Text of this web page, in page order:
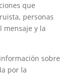
que
personas
mensaje y la
sobre
por la